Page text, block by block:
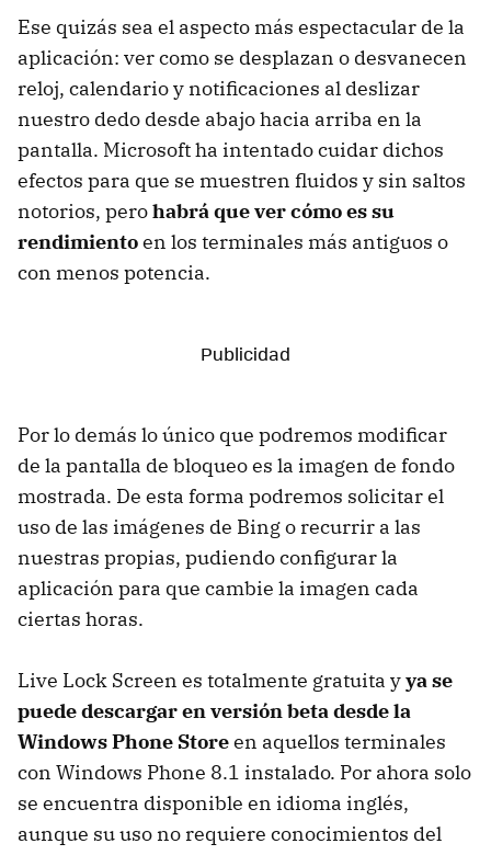
Ese quizás sea el aspecto más espectacular de la
aplicación: ver como se desplazan o desvanecen
reloj, calendario y notificaciones al deslizar
nuestro dedo desde abajo hacia arriba en la
pantalla. Microsoft ha intentado cuidar dichos
efectos para que se muestren fluidos y sin saltos
notorios, perohabrá que ver cómo es su
rendimientoen los terminales más antiguos o
con menos potencia.
Por lo demás lo único que podremos modificar
de la pantalla de bloqueo es la imagen de fondo
mostrada. De esta forma podremos solicitar el
uso de las imágenes de Bing o recurrir a las
nuestras propias, pudiendo configurar la
aplicación para que cambie la imagen cada
ciertas horas.
Live Lock Screen es totalmente gratuita yya se
puede descargar en versión beta desde la
Windows Phone Storeen aquellos terminales
con Windows Phone 8.1 instalado. Por ahora solo
se encuentra disponible en idioma inglés,
aunque su uso no requiere conocimientos del